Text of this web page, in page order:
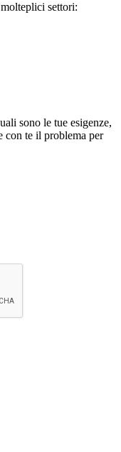
settori:
sono le tue esigenze,
con te il problema per